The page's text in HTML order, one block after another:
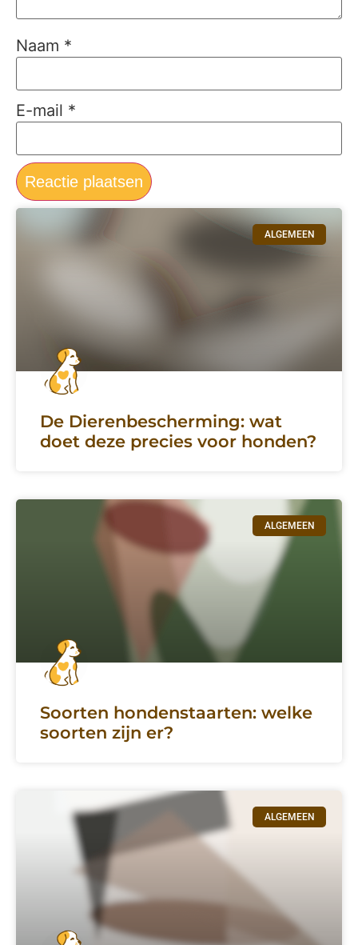
Naam *
E-mail *
ALGEMEEN
De Dierenbescherming: wat
doet deze precies voor honden?
ALGEMEEN
Soorten hondenstaarten: welke
soorten zijn er?
ALGEMEEN